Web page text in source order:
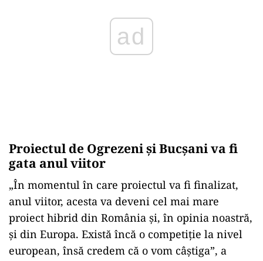
ad
Proiectul de Ogrezeni și Bucșani va fi
gata anul viitor
„În momentul în care proiectul va fi finalizat,
anul viitor, acesta va deveni cel mai mare
proiect hibrid din România și, în opinia noastră,
și din Europa. Există încă o competiție la nivel
european, însă credem că o vom câștiga”, a